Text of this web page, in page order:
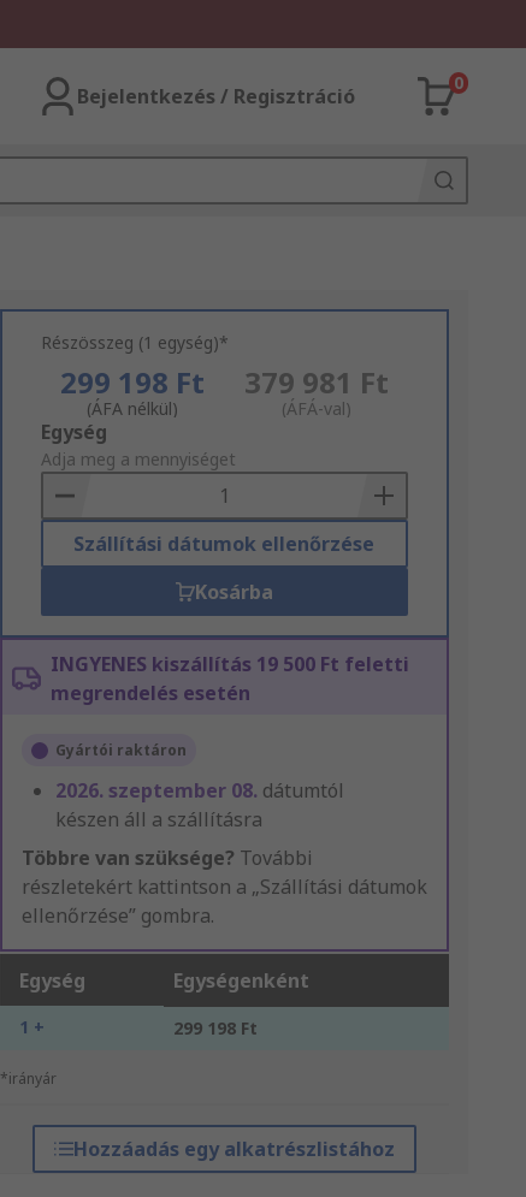
Bejelentkezés / Regisztráció
0
Részösszeg (1 egység)*
299 198 Ft
(ÁFA nélkül)
379 981 Ft
(ÁFÁ-val)
Add
to
Basket
Egység
Adja meg a mennyiséget
Szállítási dátumok ellenőrzése
Kosárba
INGYENES kiszállítás 19 500 Ft feletti
megrendelés esetén
Gyártói raktáron
2026. szeptember 08. dátumtól
készen áll a szállításra
Többre van szüksége? További
részletekért kattintson a „Szállítási dátumok
ellenőrzése” gombra.
Egység Egységenként
1 + 299 198 Ft
*irányár
Hozzáadás egy alkatrészlistához